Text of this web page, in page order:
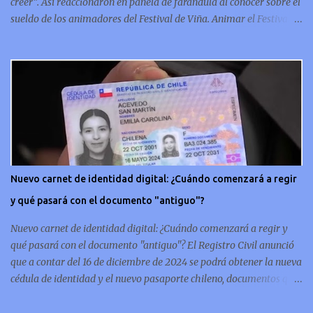
sueldo de los animadores del Festival de Viña. Animar el Festival
debería ser acorde. ¿Cuánto ganará Karen Doggenweiler y su
acompañante? Según se conoce hasta ahora, los animadores del
Festival de Viña del Mar no reciben un sueldo por su rol en el
evento. Al menos no un monto extra al que venían percibirndo por
contrato con su canal empleador. “A la Karen no le pagan, no le
pagan aparte. Hace rato que no pagan”, confirmó la periodista de
espectáculos, Cecilia Gutiérrez, en el programa Hay Que Decirlo
(Canal 13). “A mí la Tonka (Tomicic) me dijo que a ellos no le
pagaban”, complementó Willy Sabor. Nacho Gutiérrez aportó que,
Nuevo carnet de identidad digital: ¿Cuándo comenzará a regir
y qué pasará con el documento "antiguo"?
Nuevo carnet de identidad digital: ¿Cuándo comenzará a regir y
qué pasará con el documento "antiguo"? El Registro Civil anunció
que a contar del 16 de diciembre de 2024 se podrá obtener la nueva
cédula de identidad y el nuevo pasaporte chileno, documentos que